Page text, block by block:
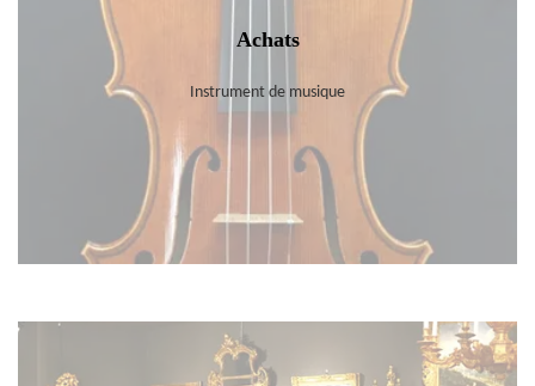
Achats
Instrument de musique